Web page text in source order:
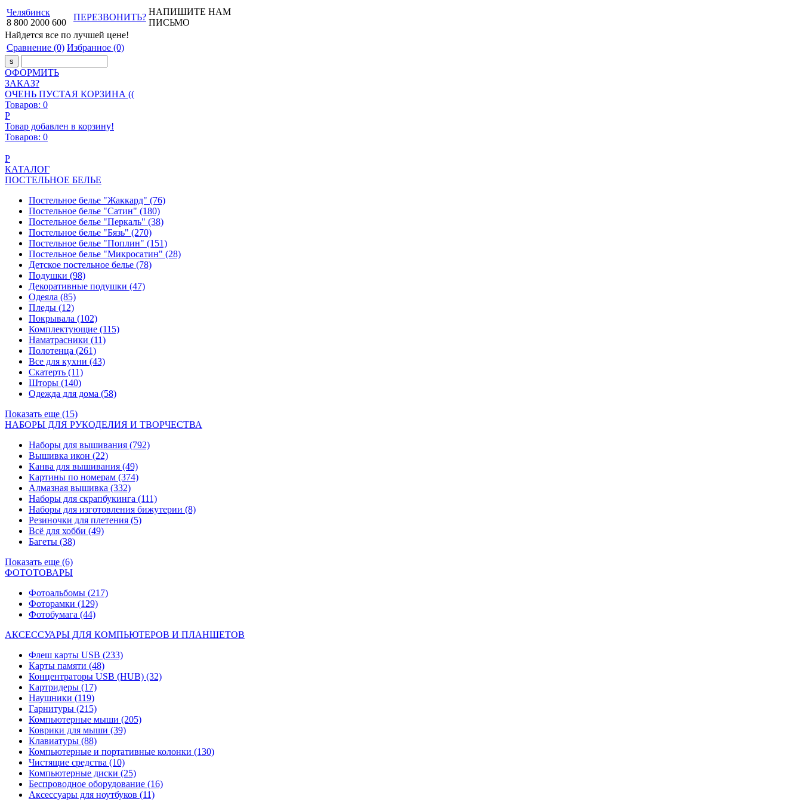
Челябинск
8 800 2000 600
ПЕРЕЗВОНИТЬ?
НАПИШИТЕ НАМ
ПИСЬМО
Найдется все по лучшей цене!
Сравнение (0) Избранное (0)
ОФОРМИТЬ
ЗАКАЗ?
ОЧЕНЬ ПУСТАЯ КОРЗИНА ((
Товаров: 0
Р
Товар добавлен в корзину!
Товаров: 0
Р
КАТАЛОГ
ПОСТЕЛЬНОЕ БЕЛЬЕ
Постельное белье "Жаккард" (76)
Постельное белье "Сатин" (180)
Постельное белье "Перкаль" (38)
Постельное белье "Бязь" (270)
Постельное белье "Поплин" (151)
Постельное белье "Микросатин" (28)
Детское постельное белье (78)
Подушки (98)
Декоративные подушки (47)
Одеяла (85)
Пледы (12)
Покрывала (102)
Комплектующие (115)
Наматрасники (11)
Полотенца (261)
Все для кухни (43)
Скатерть (11)
Шторы (140)
Одежда для дома (58)
Показать еще (15)
НАБОРЫ ДЛЯ РУКОДЕЛИЯ И ТВОРЧЕСТВА
Наборы для вышивания (792)
Вышивка икон (22)
Канва для вышивания (49)
Картины по номерам (374)
Алмазная вышивка (332)
Наборы для скрапбукинга (111)
Наборы для изготовления бижутерии (8)
Резиночки для плетения (5)
Всё для хобби (49)
Багеты (38)
Показать еще (6)
ФОТОТОВАРЫ
Фотоальбомы (217)
Фоторамки (129)
Фотобумага (44)
АКСЕССУАРЫ ДЛЯ КОМПЬЮТЕРОВ И ПЛАНШЕТОВ
Флеш карты USB (233)
Карты памяти (48)
Концентраторы USB (HUB) (32)
Картридеры (17)
Наушники (119)
Гарнитуры (215)
Компьютерные мыши (205)
Коврики для мыши (39)
Клавиатуры (88)
Компьютерные и портативные колонки (130)
Чистящие средства (10)
Компьютерные диски (25)
Беспроводное оборудование (16)
Аксессуары для ноутбуков (11)